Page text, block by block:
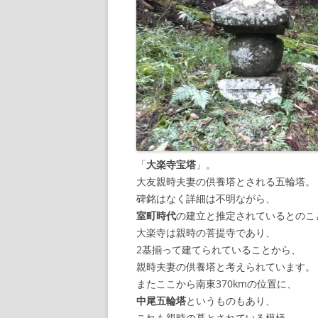
「大楽寺宝塔 」。
大友親時夫妻の供養塔とされる五輪塔。
碑銘はなく詳細は不明ながら、
室町時代の建立と推定されているとのこ
大楽寺は親時の菩提寺であり、
2基揃って建てられていることから、
親時夫妻の供養塔と考えられています。
またここから南東370kmの位置に、
中尾五輪塔というものもあり、